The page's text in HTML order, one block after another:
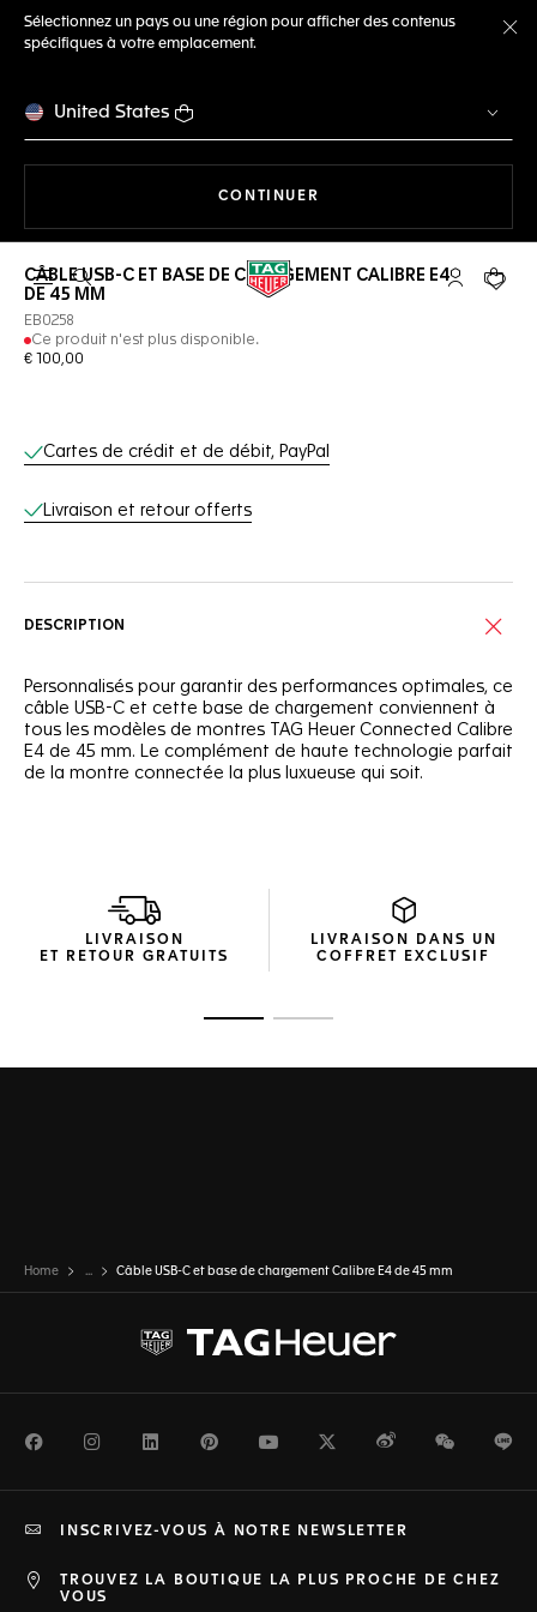
Sélectionnez un pays ou une région pour afficher des contenus
spécifiques à votre emplacement.
United States
CONTINUER
Ouvrir la barre de recherche Compte My
Votre
CÂBLE USB-C ET BASE DE CHARGEMENT CALIBRE E4
DE 45 MM
EB0258
Ce produit n'est plus disponible.
€ 100,00
Services en ligne
Cartes de crédit et de débit, PayPal
Livraison et retour offerts
DESCRIPTION
Personnalisés pour garantir des performances optimales, ce
câble USB-C et cette base de chargement conviennent à
tous les modèles de montres TAG Heuer Connected Calibre
E4 de 45 mm. Le complément de haute technologie parfait
de la montre connectée la plus luxueuse qui soit.
LIVRAISON
ET RETOUR GRATUITS
LIVRAISON DANS UN
COFFRET EXCLUSIF
Home ... Câble USB-C et base de chargement Calibre E4 de 45 mm
FacebookInstagramLinkedInPinterestYoutubeTwitterWeiboWeChat
TROUVEZ LA BOUTIQUE LA PLUS PROCHE DE CHEZ
VOUS
INSCRIVEZ-VOUS À NOTRE NEWSLETTER